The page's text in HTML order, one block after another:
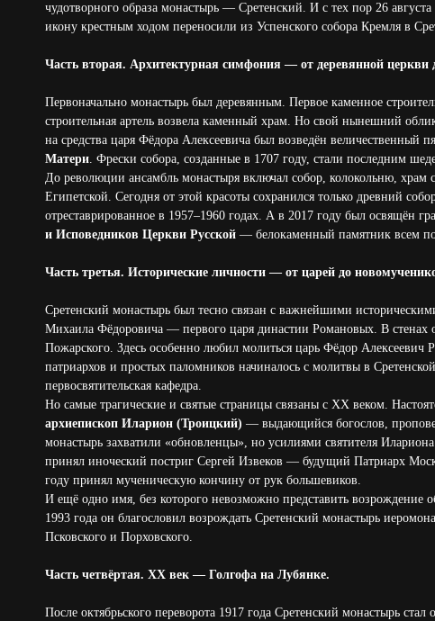
чудотворного образа монастырь — Сретенский. И с тех пор 26
икону крестным ходом переносили из Успенского собора Кремля в
Часть вторая. Архитектурная симфония — от деревянной церкви
Первоначально монастырь был деревянным. Первое каменное
строительная артель возвела каменный храм. Но свой нынешний
на средства царя Фёдора Алексеевича был возведён величественный
Матери. Фрески собора, созданные в 1707 году, стали последним
До революции ансамбль монастыря включал собор, колокольню, храм
Египетской. Сегодня от этой красоты сохранился только древний
отреставрированное в 1957–1960 годах. А в 2017 году был освящён
и Исповедников Церкви Русской — белокаменный памятник всем
Часть третья. Исторические личности — от царей до
Сретенский монастырь был тесно связан с важнейшими
Михаила Фёдоровича — первого царя династии Романовых. В стенах
Пожарского. Здесь особенно любил молиться царь Фёдор Алексеевич
патриархов и простых паломников начиналось с молитвы в
первосвятительская кафедра.
Но самые трагические и святые страницы связаны с XX веком.
архиепископ Иларион (Троицкий) — выдающийся богослов,
монастырь захватили «обновленцы», но усилиями святителя
принял иноческий постриг Сергей Извеков — будущий Патриарх
году принял мученическую кончину от рук большевиков.
И ещё одно имя, без которого невозможно представить возрождение
1993 года он благословил возрождать Сретенский монастырь
Псковского и Порховского.
Часть четвёртая. XX век — Голгофа на Лубянке.
После октябрьского переворота 1917 года Сретенский монастырь